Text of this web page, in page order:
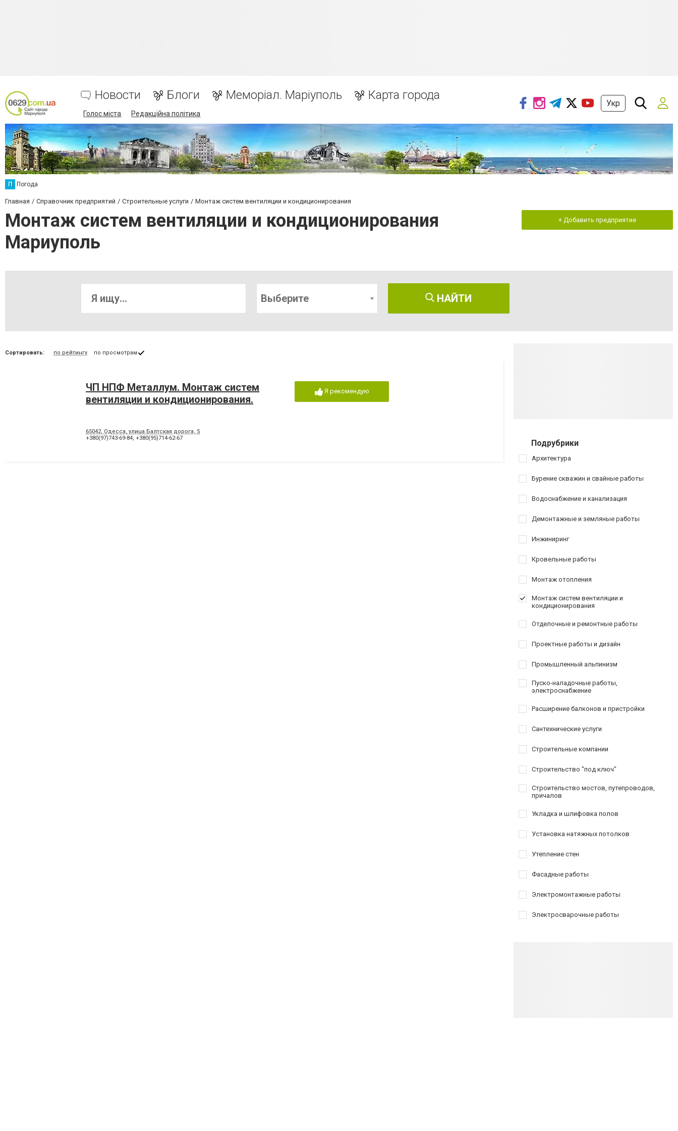
Новости Блоги Меморіал. Маріуполь Карта города
Голос міста Редакційна політика
Укр
П Погода
Главная Справочник предприятий Строительные услуги Монтаж систем вентиляции и кондиционирования
Монтаж систем вентиляции и кондиционирования
Мариуполь
+ Добавить предприятие
Выберите НАЙТИ
Сортировать: по рейтингу по просмотрам
ЧП НПФ Металлум. Монтаж систем
вентиляции и кондиционирования.
65042, Одесса, улица Балтская дорога, 5
+380(97)743-69-84, +380(95)714-62-67
Я рекомендую
Подрубрики
Архитектура
Бурение скважин и свайные работы
Водоснабжение и канализация
Демонтажные и земляные работы
Инжиниринг
Кровельные работы
Монтаж отопления
Монтаж систем вентиляции и
кондиционирования
Отделочные и ремонтные работы
Проектные работы и дизайн
Промышленный альпинизм
Пуско-наладочные работы,
электроснабжение
Расширение балконов и пристройки
Сантехнические услуги
Строительные компании
Строительство "под ключ"
Строительство мостов, путепроводов,
причалов
Укладка и шлифовка полов
Установка натяжных потолков
Утепление стен
Фасадные работы
Электромонтажные работы
Электросварочные работы